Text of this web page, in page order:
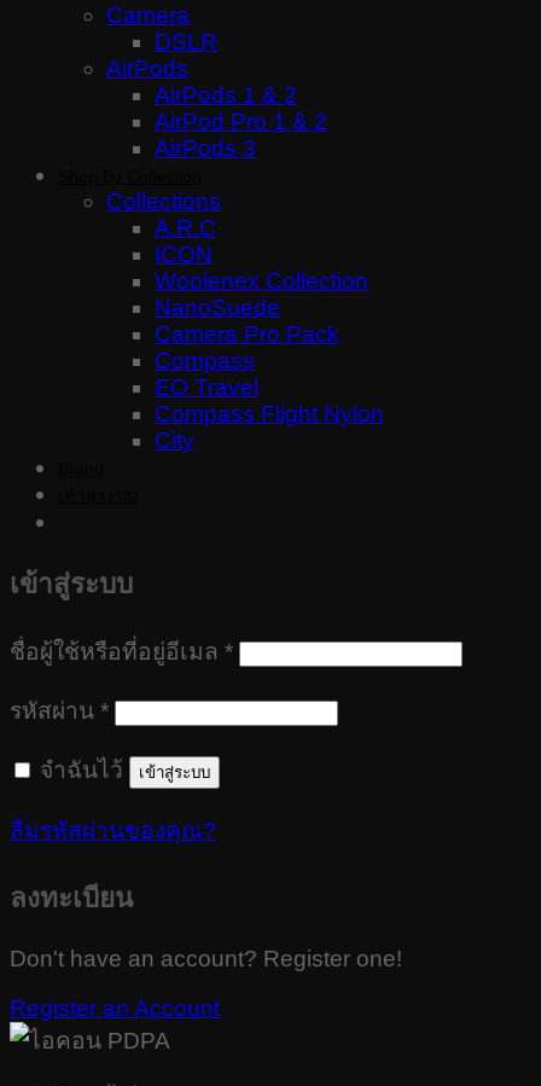
Camera
DSLR
AirPods
AirPods 1 & 2
AirPod Pro 1 & 2
AirPods 3
Collections
A.R.C
ICON
Woolenex Collection
NanoSuede
Camera Pro Pack
Compass
EO Travel
Compass Flight Nylon
City
เข้าสู่ระบบ
ชื่อผู้ใช้หรือที่อยู่อีเมล *ต้องการ
รหัสผ่าน *ต้องการ
จำฉันไว้ เข้าสู่ระบบ
ลืมรหัสผ่านของคุณ?
ลงทะเบียน
Don't have an account? Register one!
Register an Account